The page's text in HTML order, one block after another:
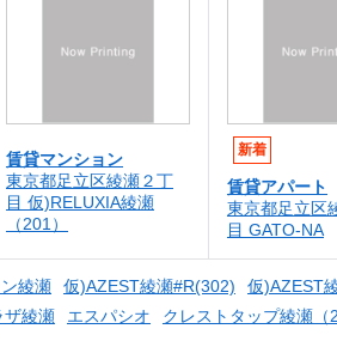
賃貸マンション
東京都足立区綾瀬２丁
目 仮)RELUXIA綾瀬
（201）
新着
賃貸アパート
東京都足立区
目 GATO-NA
綾瀬 仮)AZEST綾瀬#R(302) 仮)AZEST
ザ綾瀬 エスパシオ クレストタップ綾瀬（